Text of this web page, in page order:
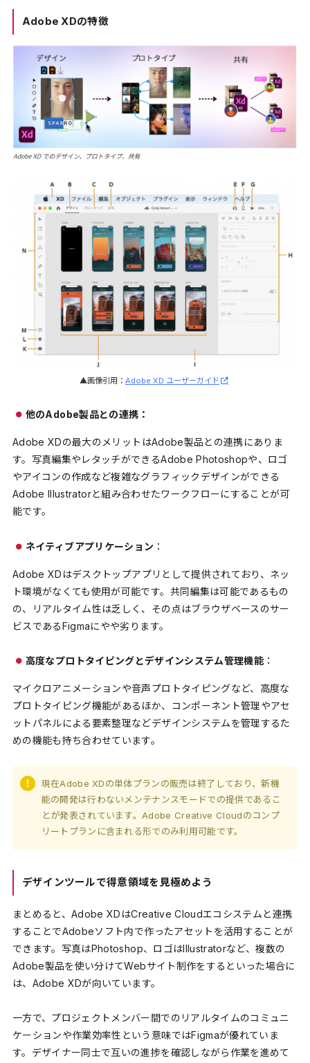
Adobe XDの特徴
▲画像引用： Adobe XD ユーザーガイド
他のAdobe製品との連携：
Adobe XDの最大のメリットはAdobe製品との連携にありま
す。写真編集やレタッチができるAdobe Photoshopや、ロゴ
やアイコンの作成など複雑なグラフィックデザインができる
Adobe Illustratorと組み合わせたワークフローにすることが可
能です。
ネイティブアプリケーション ：
Adobe XDはデスクトップアプリとして提供されており、ネッ
ト環境がなくても使用が可能です。共同編集は可能であるもの
の、リアルタイム性は乏しく、その点はブラウザベースのサー
ビスであるFigmaにやや劣ります。
高度なプロトタイピングとデザインシステム管理機能：
マイクロアニメーションや音声プロトタイピングなど、高度な
プロトタイピング機能があるほか、コンポーネント管理やアセ
ットパネルによる要素整理などデザインシステムを管理するた
めの機能も持ち合わせています。
現在Adobe XDの単体プランの販売は終了しており、新機
能の開発は行わないメンテナンスモードでの提供であるこ
とが発表されています。Adobe Creative Cloudのコンプ
リートプランに含まれる形でのみ利用可能です。
デザインツールで得意領域を見極めよう
まとめると、Adobe XDはCreative Cloudエコシステムと連携
することでAdobeソフト内で作ったアセットを活用することが
できます。写真はPhotoshop、ロゴはIllustratorなど、複数の
Adobe製品を使い分けてWebサイト制作をするといった場合に
は、Adobe XDが向いています。
一方で、プロジェクトメンバー間でのリアルタイムのコミュニ
ケーションや作業効率性という意味ではFigmaが優れていま
す。デザイナー同士で互いの進捗を確認しながら作業を進めて